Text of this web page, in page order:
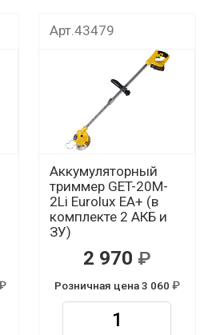
Арт.43479
Аккумуляторный
триммер GET-20M-
2Li Eurolux EA+ (в
комплекте 2 АКБ и
ЗУ)
2 970
Розничная цена 3 060